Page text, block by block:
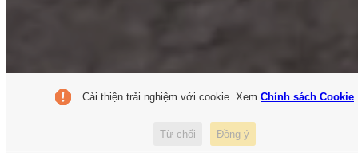
Cải thiện trải nghiệm với cookie. Xem Chính sách Cookie
Từ chối Đồng ý